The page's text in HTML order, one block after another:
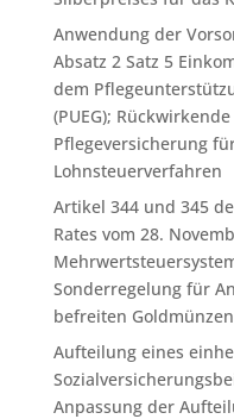
Anwendung der
Absatz 2 Satz 5
dem
(PUEG);
Pflegeversicherung
Lohnsteuerverfahren
Artikel 344 und 345
Rates vom 28.
Sonderregelung für
befreiten
Aufteilung eines
Anpassung der